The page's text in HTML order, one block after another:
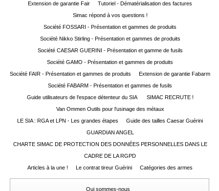
Extension de garantie Fair
Tutoriel - Dématérialisation des factures
Simac répond à vos questions !
Société FOSSARI - Présentation et gammes de produits
Société Nikko Stirling - Présentation et gammes de produits
Société CAESAR GUERINI - Présentation et gamme de fusils
Société GAMO - Présentation et gammes de produits
Société FAIR - Présentation et gammes de produits
Extension de garantie Fabarm
Société FABARM - Présentation et gammes de fusils
Guide utilisateurs de l'espace détenteur du SIA
SIMAC RECRUTE !
Van Ommen Outils pour l'usinage des métaux
LE SIA : RGA et LPN - Les grandes étapes
Guide des tailles Caesar Guérini
GUARDIAN ANGEL
CHARTE SIMAC DE PROTECTION DES DONNÉES PERSONNELLES DANS LE
CADRE DE LA RGPD
Articles à la une !
Le contrat tireur Guérini Catégories des armes
Qui sommes-nous